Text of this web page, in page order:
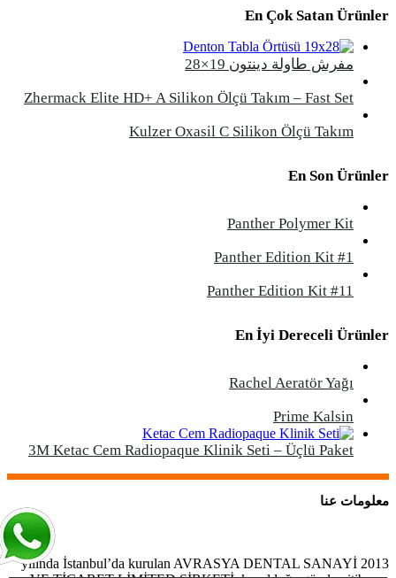
En Çok Satan Ürünler
مفرش طاولة دينتون 19×28
Zhermack Elite HD+ A Silikon Ölçü Takım – Fast Set
Kulzer Oxasil C Silikon Ölçü Takım
En Son Ürünler
Panther Polymer Kit
Panther Edition Kit #1
Panther Edition Kit #11
En İyi Dereceli Ürünler
Rachel Aeratör Yağı
Prime Kalsin
3M Ketac Cem Radiopaque Klinik Seti – Üçlü Paket
معلومات عنا
2013 yılında İstanbul’da kurulan AVRASYA DENTAL SANAYİ